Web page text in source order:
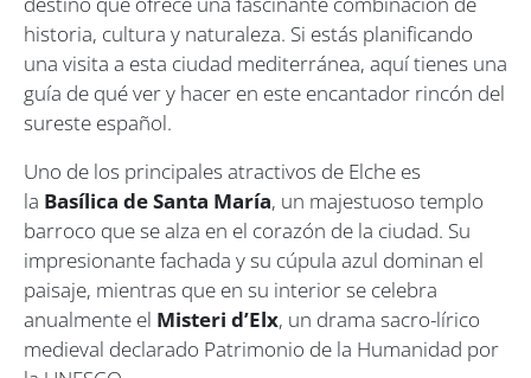
historia, cultura y naturaleza. Si estás planificando
una visita a esta ciudad mediterránea, aquí tienes una
guía de qué ver y hacer en este encantador rincón del
sureste español.
Uno de los principales atractivos de Elche es
la Basílica de Santa María, un majestuoso templo
barroco que se alza en el corazón de la ciudad. Su
impresionante fachada y su cúpula azul dominan el
paisaje, mientras que en su interior se celebra
anualmente el Misteri d’Elx, un drama sacro-lírico
medieval declarado Patrimonio de la Humanidad por